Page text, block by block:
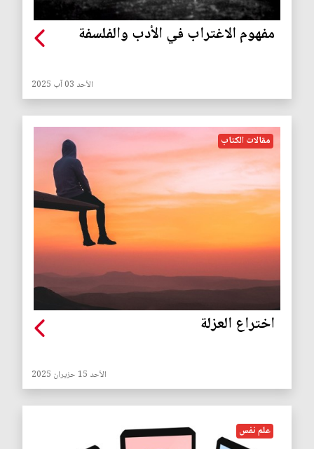
مفهوم الاغتراب في الأدب والفلسفة
الأحد 03 آب 2025
مقالات الكتاب
اختراع العزلة
الأحد 15 حزيران 2025
علم نفس